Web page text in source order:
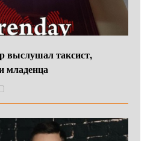
выслушал таксист,
младенца